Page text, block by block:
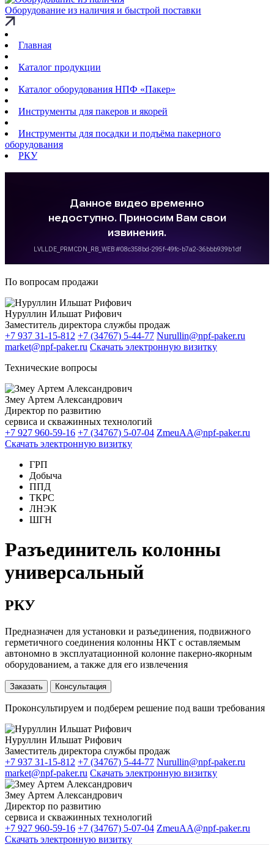
Оборудование из наличия и быстрой поставки
Главная
Каталог продукции
Каталог оборудования НПФ «Пакер»
Инструменты для пакеров и якорей
Инструменты для посадки и подъёма пакерного
оборудования
РКУ
По вопросам продажи
Нуруллин Ильшат Рифович
Заместитель директора службы продаж
+7 937 31-15-812 +7 (34767) 5-44-77 Nurullin@npf-paker.ru
market@npf-paker.ru Скачать электронную визитку
Технические вопросы
Змеу Артем Александрович
Директор по развитию
сервиса и скважинных технологий
+7 927 960-59-16 +7 (34767) 5-07-04 ZmeuAA@npf-paker.ru
Скачать электронную визитку
ГРП
Добыча
ППД
ТКРС
ЛНЭК
ШГН
Разъединитель колонны
универсальный
РКУ
Предназначен для установки и разъединения, подвижного
герметичного соединения колонны НКТ с оставляемым
автономно в эксплуатационной колонне пакерно-якорным
оборудованием, а также для его извлечения
Заказать Консультация
Проконсультируем и подберем решение под ваши требования
Нуруллин Ильшат Рифович
Заместитель директора службы продаж
+7 937 31-15-812 +7 (34767) 5-44-77 Nurullin@npf-paker.ru
market@npf-paker.ru Скачать электронную визитку
Змеу Артем Александрович
Директор по развитию
сервиса и скважинных технологий
+7 927 960-59-16 +7 (34767) 5-07-04 ZmeuAA@npf-paker.ru
Скачать электронную визитку